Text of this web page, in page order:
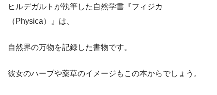
ヒルデガルトが執筆した自然学書『フィジカ
（Physica）』は、
自然界の万物を記録した書物です。
彼女のハーブや薬草のイメージもこの本からでしょう。